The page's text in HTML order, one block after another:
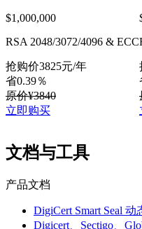
$1,000,000
RSA 2048/3072/4096 & ECC
抢购价3825元/年
省0.39％
原价¥3840
立即购买
文档与工具
产品文档
DigiCert Smart Seal
Digicert、Sectigo、